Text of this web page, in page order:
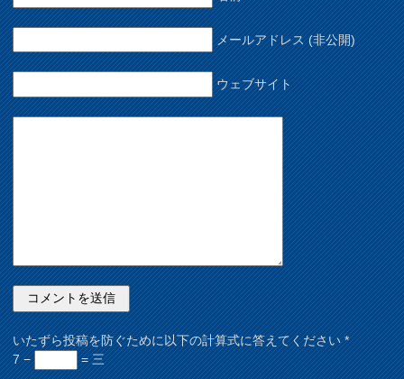
メールアドレス (非公開)
ウェブサイト
いたずら投稿を防ぐために以下の計算式に答えてください*
7 −
= 三